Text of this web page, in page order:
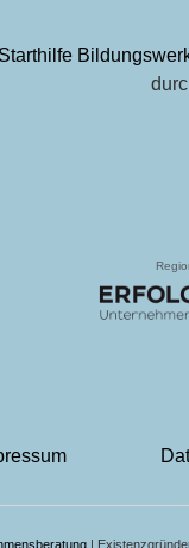
Starthilfe
|